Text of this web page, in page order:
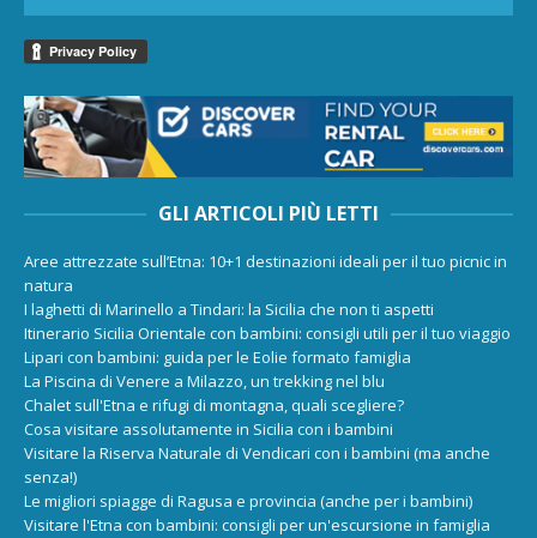
GLI ARTICOLI PIÙ LETTI
Aree attrezzate sull’Etna: 10+1 destinazioni ideali per il tuo picnic in
natura
I laghetti di Marinello a Tindari: la Sicilia che non ti aspetti
Itinerario Sicilia Orientale con bambini: consigli utili per il tuo viaggio
Lipari con bambini: guida per le Eolie formato famiglia
La Piscina di Venere a Milazzo, un trekking nel blu
Chalet sull'Etna e rifugi di montagna, quali scegliere?
Cosa visitare assolutamente in Sicilia con i bambini
Visitare la Riserva Naturale di Vendicari con i bambini (ma anche
senza!)
Le migliori spiagge di Ragusa e provincia (anche per i bambini)
Visitare l'Etna con bambini: consigli per un'escursione in famiglia